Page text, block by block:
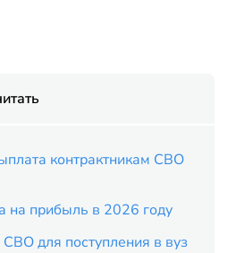
контрактникам СВО
на прибыль в 2026 году
для поступления в вуз